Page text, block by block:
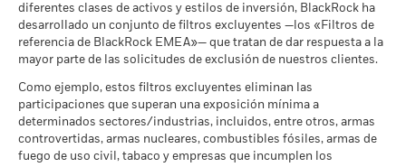
la rentabilidad futura. Los mercados podrían evolucionar de
formas muy diferentes en el futuro. Puede ayudarle a evaluar
cómo se ha gestionado el fondo en el pasado
La rentabilidad se muestra tomando como base el Valor
Liquidativo (VL), con reinversión de los ingresos brutos
cuando corresponda. La rentabilidad de su inversión puede
aumentar o disminuir como resultado de las fluctuaciones del
valor de las divisas si su inversión se realiza en una divisa
distinta de la utilizada para el cálculo de la rentabilidad
Favorable
Lo que puede recibir una vez deducidos los
Rendimiento medio cada año
El escenario de tensión muestra lo que usted podría recibir en
circunstancias extremas de los mercados.
Clasificación Global de
Fondos de Lipper
a 17 jul 2026
Bond Global Corporates EUR
Intensidad Media Ponderada
de Exposición al Carbono de
MSCI (toneladas de
emisiones de CO2 / millón de
$ en ventas)
a 17 jul 2026
cumplen lo establecido en el
Pacto Mundial de las
Naciones Unidas
a -
a -
MSCI - Arenas Bituminosas
a -
Ver todos los documentos
diferentes clases de activos y estilos de inversión, BlackRock ha
desarrollado un conjunto de filtros excluyentes —los «Filtros de
referencia de BlackRock EMEA»— que tratan de dar respuesta a la
mayor parte de las solicitudes de exclusión de nuestros clientes.
Como ejemplo, estos filtros excluyentes eliminan las
participaciones que superan una exposición mínima a
determinados sectores/industrias, incluidos, entre otros, armas
controvertidas, armas nucleares, combustibles fósiles, armas de
fuego de uso civil, tabaco y empresas que incumplen los